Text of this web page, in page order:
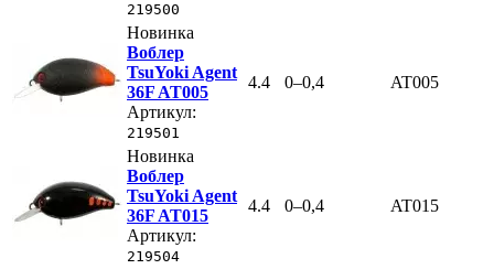
219500
Новинка
Воблер
TsuYoki Agent
36F AT005
Артикул:
219501
4.4 0–0,4 AT005
Новинка
Воблер
TsuYoki Agent
36F AT015
Артикул:
219504
4.4 0–0,4 AT015